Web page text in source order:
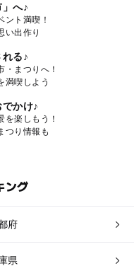
へ♪
ント満喫！
い出作り
る♪
・まつりへ！
満喫しよう
かけ♪
を楽しもう！
つり情報も
ング
府
県